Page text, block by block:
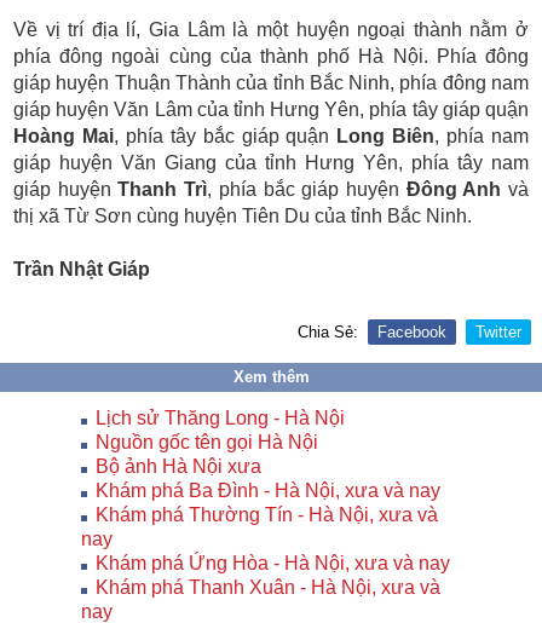
Về vị trí địa lí, Gia Lâm là một huyện ngoại thành nằm ở
phía đông ngoài cùng của thành phố Hà Nội. Phía đông
giáp huyện Thuận Thành của tỉnh Bắc Ninh, phía đông nam
giáp huyện Văn Lâm của tỉnh Hưng Yên, phía tây giáp quận
Hoàng Mai, phía tây bắc giáp quận Long Biên, phía nam
giáp huyện Văn Giang của tỉnh Hưng Yên, phía tây nam
giáp huyệnThanh Trì, phía bắc giáp huyện Đông Anh và
thị xã Từ Sơn cùng huyện Tiên Du của tỉnh Bắc Ninh.
Trần Nhật Giáp
Chia Sẻ: Facebook Twitter
Xem thêm
Lịch sử Thăng Long - Hà Nội
Nguồn gốc tên gọi Hà Nội
Bộ ảnh Hà Nội xưa
Khám phá Ba Đình - Hà Nội, xưa và nay
Khám phá Thường Tín - Hà Nội, xưa và
nay
Khám phá Ứng Hòa - Hà Nội, xưa và nay
Khám phá Thanh Xuân - Hà Nội, xưa và
nay